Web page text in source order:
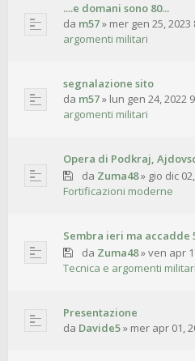
....e domani sono 80...
da m57» mer gen 25, 2023
argomenti militari
segnalazione sito
da m57» lun gen 24, 2022
argomenti militari
Opera di Podkraj,
da Zuma48» gio dic
Fortificazioni moderne
Sembra ieri ma accadde
da Zuma48»ven apr
Tecnica e argomenti militari
Presentazione
da Davide5» mer apr 01,